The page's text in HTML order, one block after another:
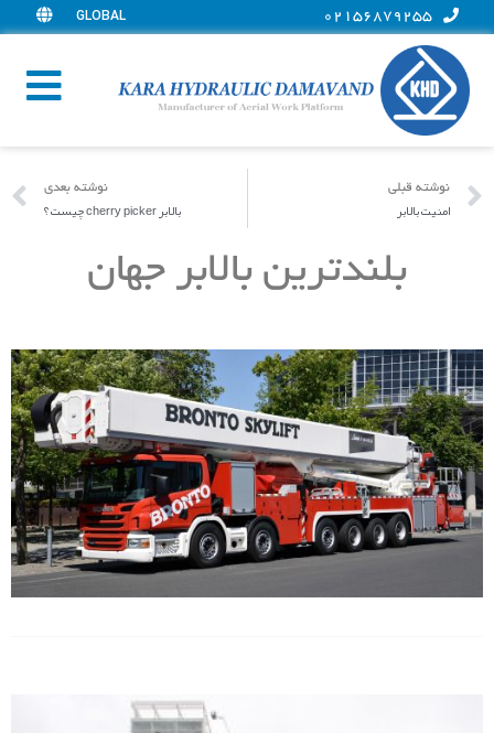
02156879255
GLOBAL
نوشته قبلی
امنیت بالابر
نوشته بعدی
بالابر cherry picker چیست ؟
بلندترین بالابر جهان